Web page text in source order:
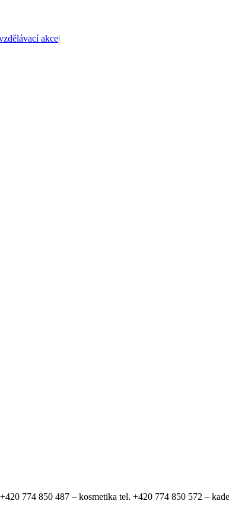
akce|
774 850 487 – kosmetika tel. +420 774 850 572 –